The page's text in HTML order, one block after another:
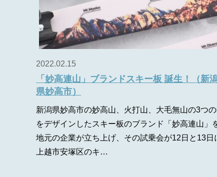
2022.02.15
「妙高連山」ブランドスキー板 誕生！（新
県妙高市）
新潟県妙高市の妙高山、火打山、大毛無山の3つ
をデザインしたスキー板のブランド「妙高連山」
地元の企業が立ち上げ、その試乗会が12日と13日
上越市安塚区のキ…